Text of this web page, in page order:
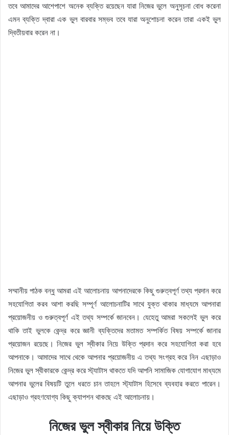
তবে আমাদের আশেপাশে অনেক ব্যক্তি রয়েছেন যারা নিজের ভুলে অনুসূচনা বোধ করেনা
এমন ব্যক্তি দ্বারা এক ভুল বারবার সম্ভব তবে যারা অনুশোচনা করেন তারা একই ভুল
দ্বিতীয়বার করেন না।
সম্মানীয় পাঠক বন্ধু আমরা এই আলোচনায় আপনাদেরকে কিছু গুরুত্বপূর্ণ তথ্য প্রদান করে
সহযোগিতা করব আশা করছি সম্পূর্ণ আলোচনাটির সাথে যুক্ত থাকার মাধ্যমে আপনারা
প্রয়োজনীয় ও গুরুত্বপূর্ণ এই তথ্য সম্পর্কে জানবেন। যেহেতু আমরা সকলেই ভুল করে
থাকি তাই ভুলকে কেন্দ্র করে জ্ঞানী ব্যক্তিদের মতামত সম্পর্কিত বিষয় সম্পর্কে জানার
প্রয়োজন রয়েছে। নিজের ভুল স্বীকার নিয়ে উক্তি প্রদান করে সহযোগিতা করা হবে
আপনাকে। আমাদের সাথে থেকে আপনার প্রয়োজনীয় এ তথ্য সংগ্রহ করে নিন এছাড়াও
নিজের ভুল স্বীকারকে কেন্দ্র করে স্ট্যাটাস থাকতে যদি আপনি সামাজিক যোগাযোগ মাধ্যমে
আপনার ভুলের বিষয়টি তুলে ধরতে চান তাহলে স্ট্যাটাস হিসেবে ব্যবহার করতে পারেন।
এছাড়াও গ্রহণযোগ্য কিছু ক্যাপশন থাকছে এই আলোচনায়।
নিজের ভুল স্বীকার নিয়ে উক্তি